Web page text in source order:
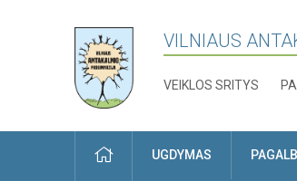
VILNIAUS
VEIKLOS SRITYS
PRADŽIAUGDYMAS